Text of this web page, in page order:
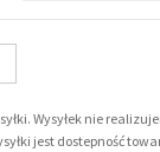
Wysyłek nie
jest dostepność